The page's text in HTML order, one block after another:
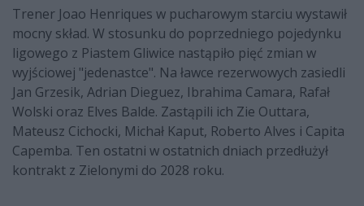
Trener Joao Henriques w pucharowym starciu wystawił
mocny skład. W stosunku do poprzedniego pojedynku
ligowego z Piastem Gliwice nastąpiło pięć zmian w
wyjściowej "jedenastce". Na ławce rezerwowych zasiedli
Jan Grzesik, Adrian Dieguez, Ibrahima Camara, Rafał
Wolski oraz Elves Balde. Zastąpili ich Zie Outtara,
Mateusz Cichocki, Michał Kaput, Roberto Alves i Capita
Capemba. Ten ostatni w ostatnich dniach przedłużył
kontrakt z Zielonymi do 2028 roku.